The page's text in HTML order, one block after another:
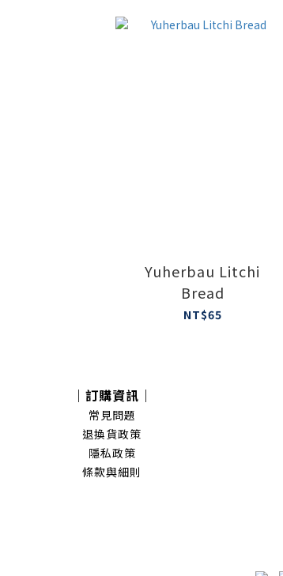
Yuherbau Litchi
Bread
NT$65
｜訂購資訊｜
常見問題
退換貨政策
隱私政策
條款與細則